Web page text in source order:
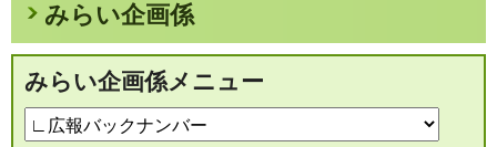
みらい企画係
みらい企画係メニュー